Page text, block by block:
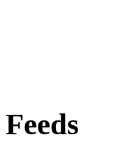
Feeds